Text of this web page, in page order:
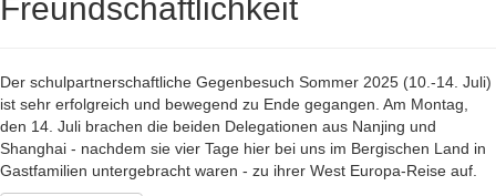
Freundschaftlichkeit
Der schulpartnerschaftliche Gegenbesuch Sommer 2025 (10.-14. Juli)
ist sehr erfolgreich und bewegend zu Ende gegangen. Am Montag,
den 14. Juli brachen die beiden Delegationen aus Nanjing und
Shanghai - nachdem sie vier Tage hier bei uns im Bergischen Land in
Gastfamilien untergebracht waren - zu ihrer West Europa-Reise auf.